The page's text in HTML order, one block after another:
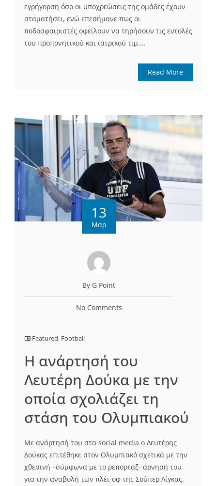
εγρήγορση όσο οι υποχρεώσεις της ομάδες έχουν
σταματήσει, ενώ επεσήμανε πως οι
ποδοσφαιριστές οφείλουν να τηρήσουν τις εντολές
του προπονητικού και ιατρικού τιμ....
Read More
13
Μαρ
By G Point
No Comments
Featured, Football
H ανάρτησή του
Λευτέρη Δούκα με την
οποία σχολιάζει τη
στάση του Ολυμπιακού
Με ανάρτησή του στα social media ο Λευτέρης
Δούκας επιτέθηκε στον Ολυμπιακό σχετικά με την
χθεσινή –σύμφωνα με το ρεπορτάζ- άρνησή του
για την αναβολή των πλέι-οφ της Σούπερ Λίγκας.